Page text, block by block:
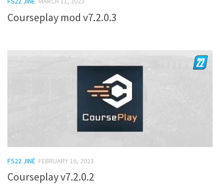
Courseplay mod v7.2.0.3
FS22 JINÉ FEBRUARY 16, 2023
Courseplay v7.2.0.2